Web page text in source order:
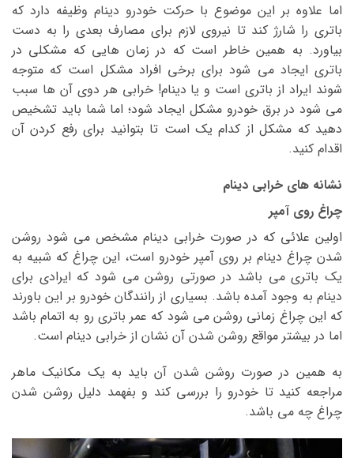
اما علاوه بر این موضوع با حرکت خودرو دینام وظیفه دارد که
باتری را شارژ کند تا نیروی لازم برای مصارف بعدی را به دست
بیاورد. به همین خاطر است که در زمان هایی که مشکلی در
باتری ایجاد می شود برای برخی افراد مشکل است که متوجه
شوند ایراد از باتری است و یا دینام! خرابی هر دوی آن ها سبب
می شود در برق خودرو مشکل ایجاد شود؛ اما شما باید تشخیص
دهید که مشکل از کدام یک است تا بتوانید برای رفع کردن آن
اقدام کنید.
نشانه های خرابی دینام
چراغ روی آمپر
اولین علائی که در صورت خرابی دینام مشخص می شود روشن
شدن چراغ دینام بر روی آمپر خودرو است، این چراغ که شبیه به
یک باتری می باشد در صورتی روشن می شود که ایرادی برای
دینام به وجود آمده باشد. بسیاری از رانندگان خودرو بر این باورند
که این چراغ زمانی روشن می شود که عمر باتری رو به اتمام باشد
اما در بیشتر مواقع روشن شدن آن نشان از خرابی دینام است.
به همین در صورت روشن شدن آن باید به یک مکانیک ماهر
مراجعه کنید تا خودرو را بررسی کند و بفهمد دلیل روشن شدن
چراغ چه می باشد.